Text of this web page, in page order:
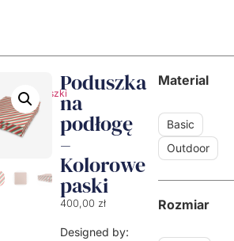
/PoduszkiPoduszka
na
podłogę
–
Kolorowe
paski
400,00 zł
Designed by:
Material
Basic
Outdoor
Rozmiar